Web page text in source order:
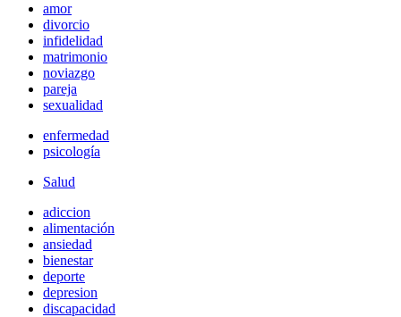
amor
divorcio
infidelidad
matrimonio
noviazgo
pareja
sexualidad
enfermedad
psicología
Salud
adiccion
alimentación
ansiedad
bienestar
deporte
depresion
discapacidad